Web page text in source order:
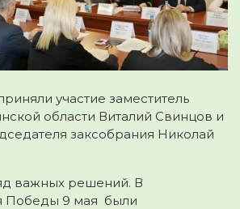
участие заместитель
области Виталий Свинцов и
заксобрания Николай
важных решений. В
Победы 9 мая были